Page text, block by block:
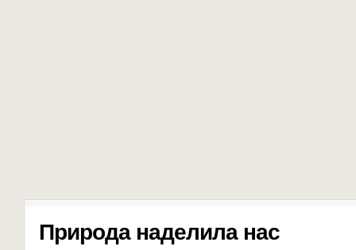
Природа наделила нас